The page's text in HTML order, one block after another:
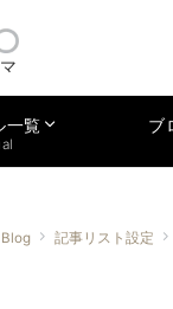
一覧 ブ
Blog 記事リスト設定